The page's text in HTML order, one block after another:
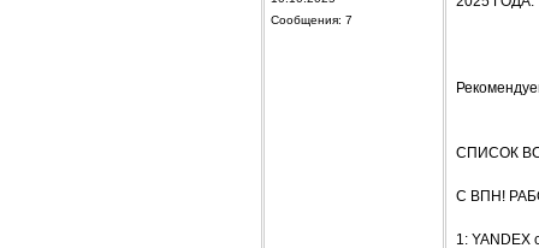
Сообщения: 7
СПИСОК
С BПH!
1: YANDEX